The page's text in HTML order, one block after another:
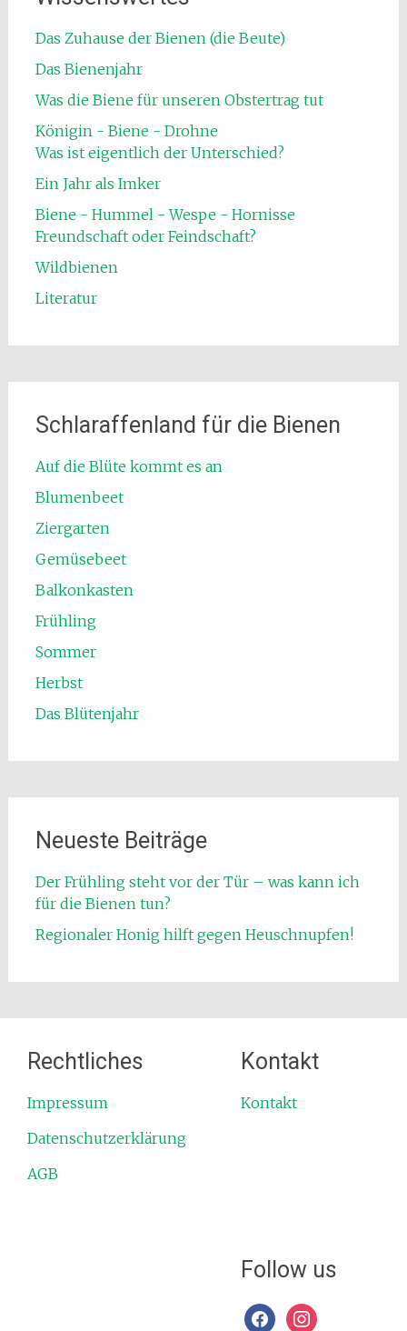
Das Zuhause der Bienen (die Beute)
Das Bienenjahr
Was die Biene für unseren Obstertrag tut
Königin - Biene - Drohne
Was ist eigentlich der Unterschied?
Ein Jahr als Imker
Biene - Hummel - Wespe - Hornisse
Freundschaft oder Feindschaft?
Wildbienen
Literatur
Schlaraffenland für die Bienen
Auf die Blüte kommt es an
Blumenbeet
Ziergarten
Gemüsebeet
Balkonkasten
Frühling
Sommer
Herbst
Das Blütenjahr
Neueste Beiträge
Der Frühling steht vor der Tür – was kann ich
für die Bienen tun?
Regionaler Honig hilft gegen Heuschnupfen!
Rechtliches
Impressum
Datenschutzerklärung
AGB
Kontakt
Kontakt
Follow us
facebookinstagram